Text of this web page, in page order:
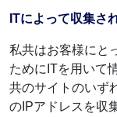
ITによって収集さ
私共はお客様にと
ためにITを用いて
共のサイトのいず
のIPアドレスを収